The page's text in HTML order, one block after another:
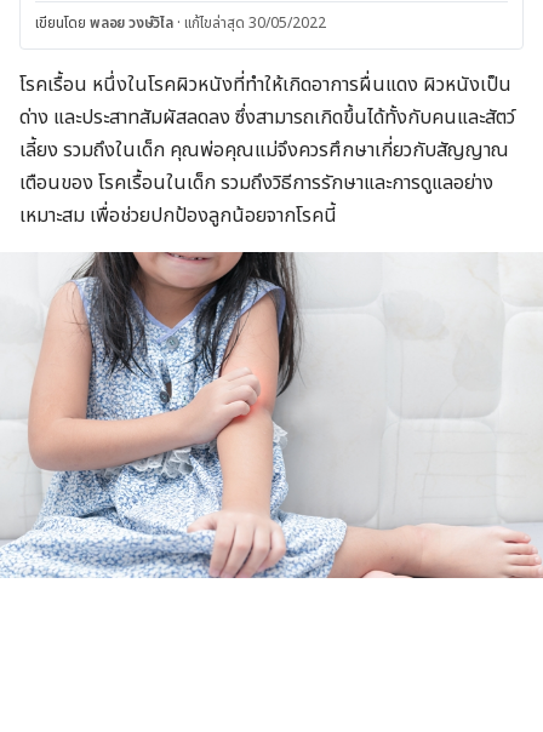
เขียนโดย พลอย วงษ์วิไล · แก้ไขล่าสุด 30/05/2022
โรคเรื้อน หนึ่งในโรคผิวหนังที่ทำให้เกิดอาการผื่นแดง ผิวหนังเป็น
ด่าง และประสาทสัมผัสลดลง ซึ่งสามารถเกิดขึ้นได้ทั้งกับคนและสัตว์
เลี้ยง รวมถึงในเด็ก คุณพ่อคุณแม่จึงควรศึกษาเกี่ยวกับสัญญาณ
เตือนของ โรคเรื้อนในเด็ก รวมถึงวิธีการรักษาและการดูแลอย่าง
เหมาะสม เพื่อช่วยปกป้องลูกน้อยจากโรคนี้